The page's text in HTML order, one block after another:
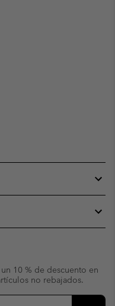
10 % de descuento en
no rebajados.